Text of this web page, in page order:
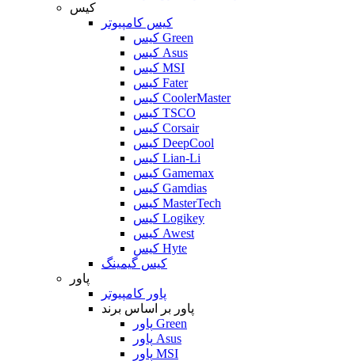
کیس
کیس کامپیوتر
کیس Green
کیس Asus
کیس MSI
کیس Fater
کیس CoolerMaster
کیس TSCO
کیس Corsair
کیس DeepCool
کیس Lian-Li
کیس Gamemax
کیس Gamdias
کیس MasterTech
کیس Logikey
کیس Awest
کیس Hyte
کیس گیمینگ
پاور
پاور کامپیوتر
پاور بر اساس برند
پاور Green
پاور Asus
پاور MSI